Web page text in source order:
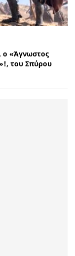
ο «Άγνωστος
του Σπύρου